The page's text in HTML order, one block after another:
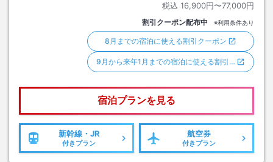
税込 16,900円〜77,000円
割引クーポン配布中 ※利用条件あり
8月までの宿泊に使える割引クーポン
9月から来年1月までの宿泊に使える割引…
宿泊プランを見る
新幹線・JR
付きプラン
航空券
付きプラン